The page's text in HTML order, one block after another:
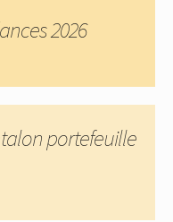
2026
portefeuille